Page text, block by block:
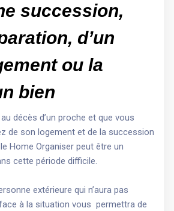
succession,
d’un
ou la
bien
décès d’un proche et que vous
de son logement et de la succession
Home Organiser peut être un
cette période difficile.
extérieure qui n’aura pas
à la situation vous permettra de